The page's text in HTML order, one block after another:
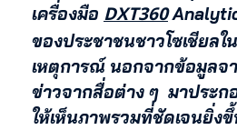
เครื่องมือ DXT360
ของประชาชนชาวโซเชียลใ
เหตุการณ์ นอกจากข้อมูลจ
ข่าวจากสื่อต่าง ๆ มาประก
ให้เห็นภาพรวมที่ชัดเจนยิ่ง